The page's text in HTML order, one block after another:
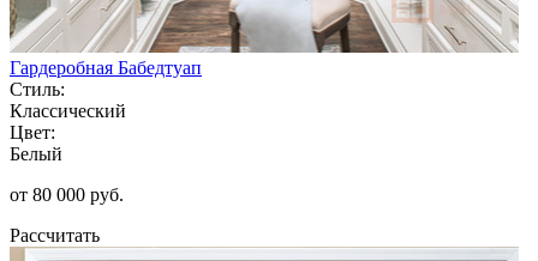
Гардеробная Бабедтуап
Стиль:
Классический
Цвет:
Белый
от 80 000 руб.
Рассчитать